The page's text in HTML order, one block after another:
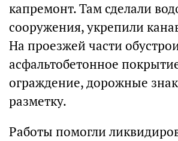
капремонт. Там сделали
сооружения, укрепили
На проезжей части
асфальтобетонное
ограждение, дорожные
разметку.
Работы помогли